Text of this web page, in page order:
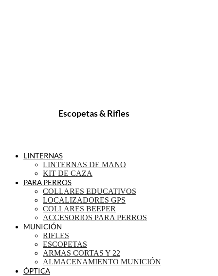
Escopetas & Rifles
LINTERNAS
LINTERNAS DE MANO
KIT DE CAZA
PARA PERROS
COLLARES EDUCATIVOS
LOCALIZADORES GPS
COLLARES BEEPER
ACCESORIOS PARA PERROS
MUNICIÓN
RIFLES
ESCOPETAS
ARMAS CORTAS Y 22
ALMACENAMIENTO MUNICIÓN
ÓPTICA